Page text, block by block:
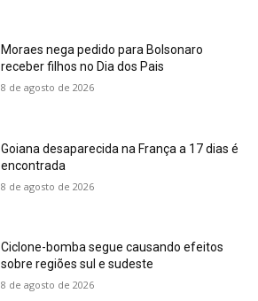
Moraes nega pedido para Bolsonaro
receber filhos no Dia dos Pais
8 de agosto de 2026
Goiana desaparecida na França a 17 dias é
encontrada
8 de agosto de 2026
Ciclone-bomba segue causando efeitos
sobre regiões sul e sudeste
8 de agosto de 2026